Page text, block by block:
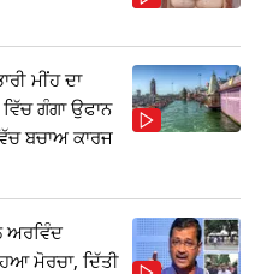
ਮੀਂਹ ਦਾ
ਗੰਗਾ ਉਫਾਨ
ਬਚਾਅ ਕਾਰਜ
ਅਰਵਿੰਦ
ਮੋਰਚਾ, ਦਿੱਤੀ